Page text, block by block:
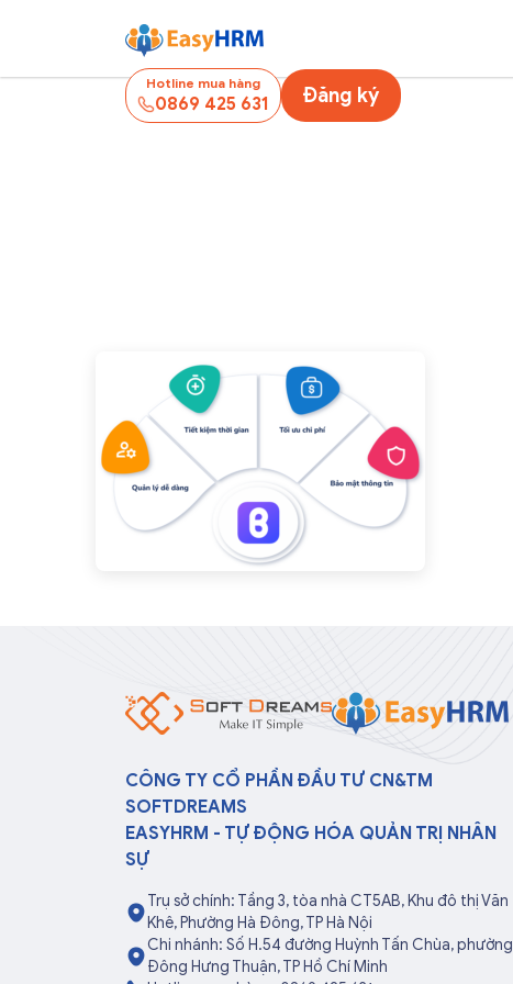
Hotline mua hàng
0869 425 631 Đăng ký
CÔNG TY CỔ PHẦN ĐẦU TƯ CN&TM
SOFTDREAMS
EASYHRM - TỰ ĐỘNG HÓA QUẢN TRỊ NHÂN
SỰ
Trụ sở chính: Tầng 3, tòa nhà CT5AB, Khu đô thị Văn
Khê, Phường Hà Đông, TP Hà Nội
Chi nhánh: Số H.54 đường Huỳnh Tấn Chùa, phường
Đông Hưng Thuận, TP Hồ Chí Minh